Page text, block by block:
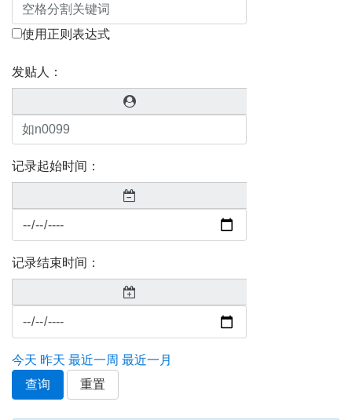
使用正则表达式
发贴人：
记录起始时间：
记录结束时间：
今天 昨天 最近一周 最近一月
查询
重置